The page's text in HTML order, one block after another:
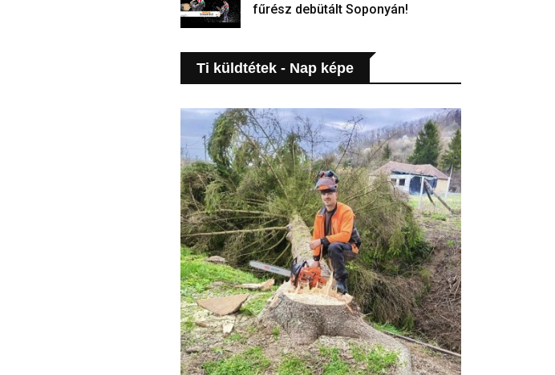
fűrész debütált Soponyán!
Ti küldtétek - Nap képe